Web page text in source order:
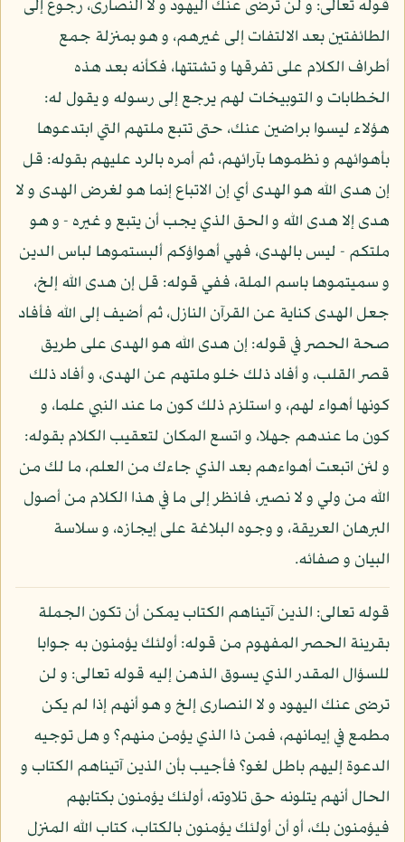
قوله تعالى: و لن ترضى عنك اليهود و لا النصارى، رجوع إلى
الطائفتين بعد الالتفات إلى غيرهم، و هو بمنزلة جمع
أطراف الكلام على تفرقها و تشتتها، فكأنه بعد هذه
الخطابات و التوبيخات لهم يرجع إلى رسوله و يقول له:
هؤلاء ليسوا براضين عنك، حتى تتبع ملتهم التي ابتدعوها
بأهوائهم و نظموها بآرائهم، ثم أمره بالرد عليهم بقوله: قل
إن هدى الله هو الهدى أي إن الاتباع إنما هو لغرض الهدى و لا
هدى إلا هدى الله و الحق الذي يجب أن يتبع و غيره - و هو
ملتكم - ليس بالهدى، فهي أهواؤكم ألبستموها لباس الدين
و سميتموها باسم الملة، ففي قوله: قل إن هدى الله إلخ،
جعل الهدى كناية عن القرآن النازل، ثم أضيف إلى الله فأفاد
صحة الحصر في قوله: إن هدى الله هو الهدى على طريق
قصر القلب، و أفاد ذلك خلو ملتهم عن الهدى، و أفاد ذلك
كونها أهواء لهم، و استلزم ذلك كون ما عند النبي علما، و
كون ما عندهم جهلا، و اتسع المكان لتعقيب الكلام بقوله:
و لئن اتبعت أهواءهم بعد الذي جاءك من العلم، ما لك من
الله من ولي و لا نصير، فانظر إلى ما في هذا الكلام من أصول
البرهان العريقة، و وجوه البلاغة على إيجازه، و سلاسة
البيان و صفائه.
قوله تعالى: الذين آتيناهم الكتاب يمكن أن تكون الجملة
بقرينة الحصر المفهوم من قوله: أولئك يؤمنون به جوابا
للسؤال المقدر الذي يسوق الذهن إليه قوله تعالى: و لن
ترضى عنك اليهود و لا النصارى إلخ و هو أنهم إذا لم يكن
مطمع في إيمانهم، فمن ذا الذي يؤمن منهم؟ و هل توجيه
الدعوة إليهم باطل لغو؟ فأجيب بأن الذين آتيناهم الكتاب و
الحال أنهم يتلونه حق تلاوته، أولئك يؤمنون بكتابهم
فيؤمنون بك، أو أن أولئك يؤمنون بالكتاب، كتاب الله المنزل